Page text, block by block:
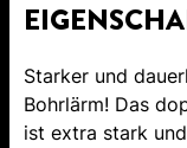
Starker und
Bohrlärm! Das
ist extra stark